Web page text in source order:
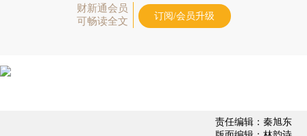
财新通会员
可畅读全文
订阅/会员升级
责任编辑：秦旭东